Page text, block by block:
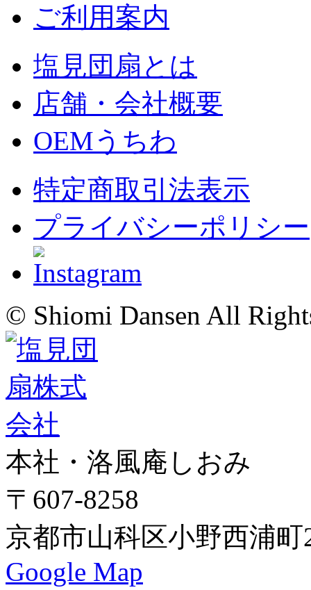
ご利用案内
塩見団扇とは
店舗・会社概要
OEMうちわ
特定商取引法表示
プライバシーポリシー
© Shiomi Dansen All
本社・洛風庵しおみ
〒607-8258
京都市山科区小野西浦町
Google Map